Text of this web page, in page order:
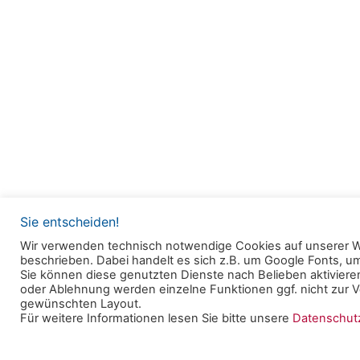
© 2025 Clearingstelle Medienkompetenz der
Bischofskonferenz an der Katholischen
Datenschutzerklärung
Sie entscheiden!
Wir verwenden technisch notwendige Cookies auf unserer
beschrieben. Dabei handelt es sich z.B. um Google Fonts,
Sie können diese genutzten Dienste nach Belieben
oder Ablehnung werden einzelne Funktionen ggf. nicht zur
gewünschten Layout.
Für weitere Informationen lesen Sie bitte unsere